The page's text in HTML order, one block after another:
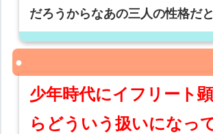
だろうからなあの三人の性格だ
少年時代にイフリート
らどういう扱いになっ